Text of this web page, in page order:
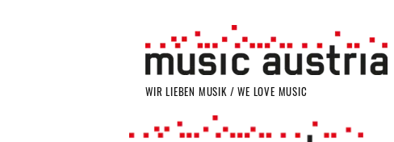
WIR LIEBEN MUSIK / WE LOVE MUSIC